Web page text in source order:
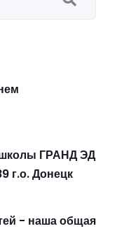
ГРАНД ЭД
г.о. Донецк
- наша общая